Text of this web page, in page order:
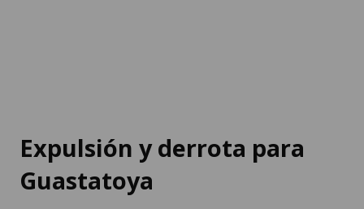
Expulsión y derrota para
Guastatoya